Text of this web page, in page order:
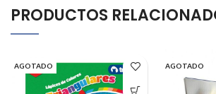
PRODUCTOS
AGOTADO AGOTADO